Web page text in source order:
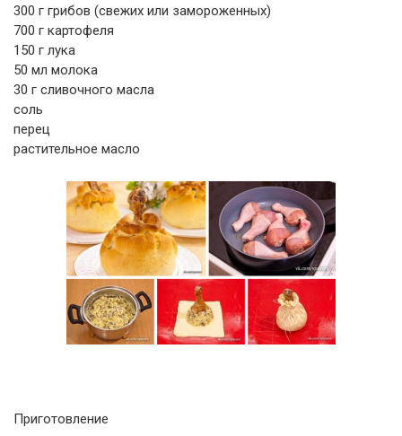
300 г грибов (свежих или замороженных)
700 г картофеля
150 г лука
50 мл молока
30 г сливочного масла
соль
перец
растительное масло
Приготовление